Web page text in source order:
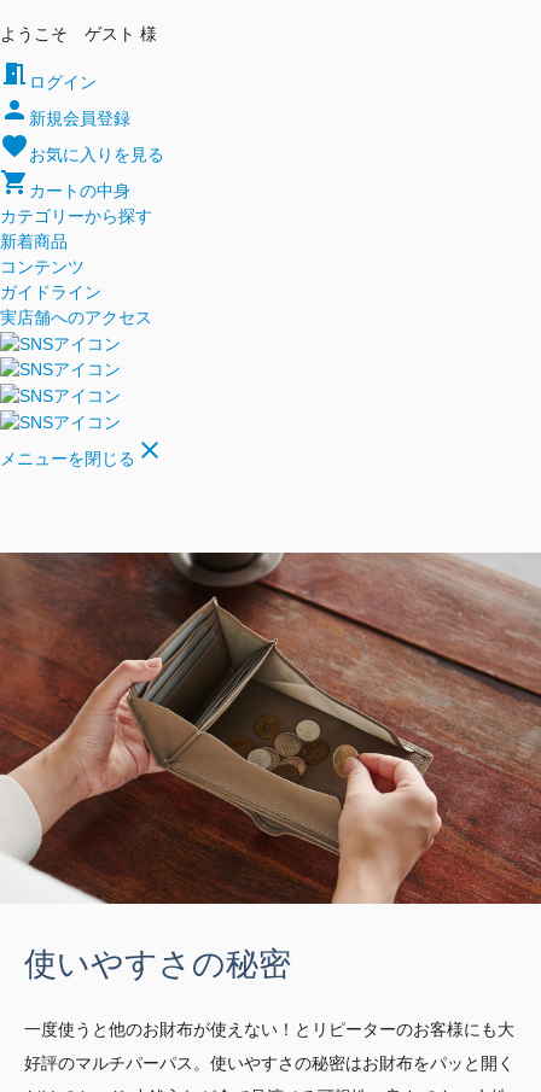
ようこそ ゲスト 様
meeting_room ログイン
person 新規会員登録
favoriteお気に入りを見る
shopping_cart カートの中身
カテゴリーから探す
新着商品
コンテンツ
ガイドライン
実店舗へのアクセス
メニューを閉じる close
使いやすさの秘密
一度使うと他のお財布が使えない！とリピーターのお客様にも大
好評のマルチパーパス。使いやすさの秘密はお財布をパッと開く